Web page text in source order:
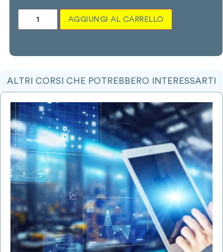
AGGIUNGI AL CARRELLO
ALTRI CORSI CHE POTREBBERO INTERESSARTI